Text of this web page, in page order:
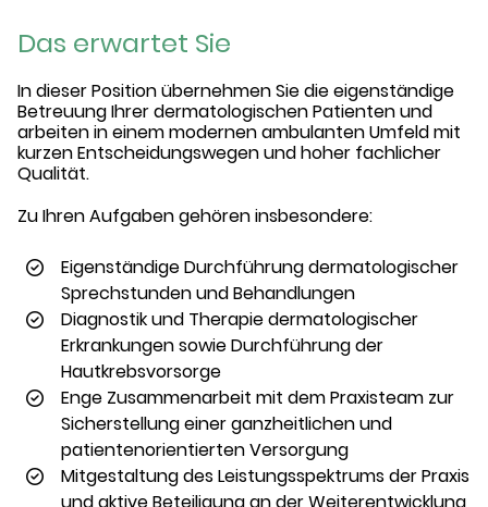
Das erwartet Sie
In dieser Position übernehmen Sie die eigenständige
Betreuung Ihrer dermatologischen Patienten und
arbeiten in einem modernen ambulanten Umfeld mit
kurzen Entscheidungswegen und hoher fachlicher
Qualität.
Zu Ihren Aufgaben gehören insbesondere:
Eigenständige Durchführung dermatologischer
Sprechstunden und Behandlungen
Diagnostik und Therapie dermatologischer
Erkrankungen sowie Durchführung der
Hautkrebsvorsorge
Enge Zusammenarbeit mit dem Praxisteam zur
Sicherstellung einer ganzheitlichen und
patientenorientierten Versorgung
Mitgestaltung des Leistungsspektrums der Praxis